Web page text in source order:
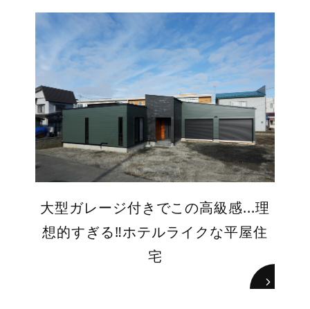
大型ガレージ付きでこの高級感...理
想的すぎる‼ホテルライクな平屋住
宅